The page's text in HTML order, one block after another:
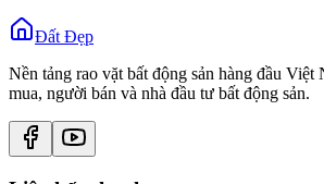
Đất Đẹp
Nền tảng rao vặt bất động sản hàng đầu
mua, người bán và nhà đầu tư bất động sản.